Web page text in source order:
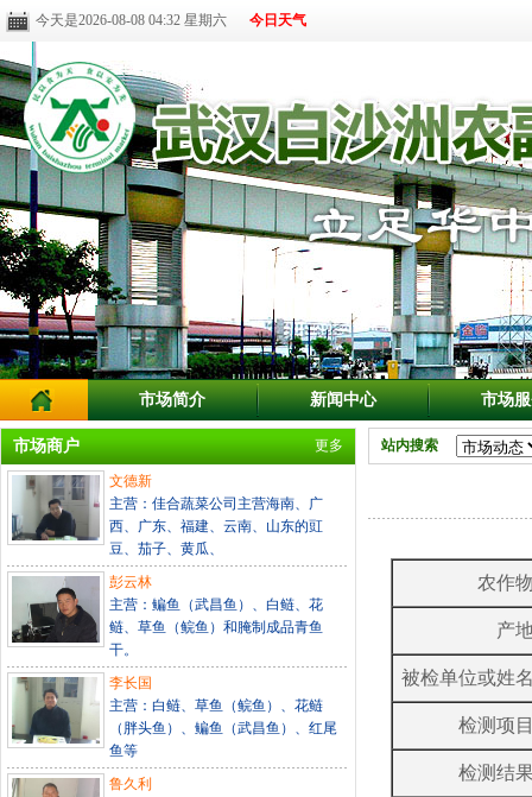
今天是2026-08-08 04:32 星期六 今日天气
市场简介 新闻中心 市场
市场商户 更多
文德新
主营：佳合蔬菜公司主营海南、广
西、广东、福建、云南、山东的豇
豆、茄子、黄瓜、
彭云林
主营：鳊鱼（武昌鱼）、白鲢、花
鲢、草鱼（鲩鱼）和腌制成品青鱼
干。
李长国
主营：白鲢、草鱼（鲩鱼）、花鲢
（胖头鱼）、鳊鱼（武昌鱼）、红尾
鱼等
鲁久利
站内搜索
农作
产
被检单位或姓
检测项
检测结